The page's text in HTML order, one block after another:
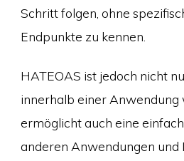
Schritt folgen, ohne
Endpunkte zu kennen.
HATEOAS ist jedoch nicht
innerhalb einer Anwendung
ermöglicht auch eine
anderen Anwendungen und